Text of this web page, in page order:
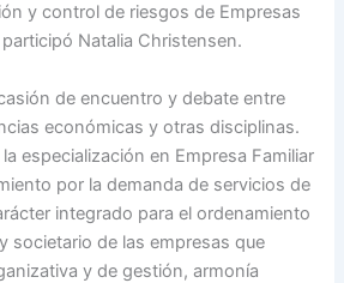
y control de riesgos de Empresas
Natalia Christensen.
de encuentro y debate entre
económicas y otras disciplinas.
especialización en Empresa Familiar
por la demanda de servicios de
integrado para el ordenamiento
societario de las empresas que
y de gestión, armonía